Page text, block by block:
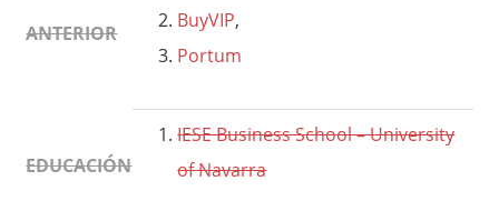
ANTERIOR
BuyVIP,
Portum
EDUCACIÓN
IESE Business School – University
of Navarra